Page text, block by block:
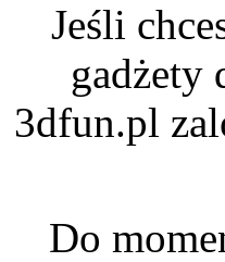
Jeśli
gadżety
3dfun.pl
Do